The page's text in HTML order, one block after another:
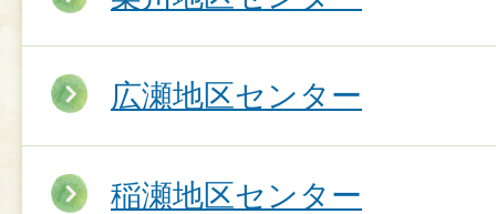
広瀬地区センター
稲瀬地区センター